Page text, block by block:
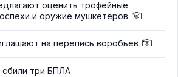
оценить трофейные
и оружие мушкетёров
на перепись воробьёв
три БПЛА